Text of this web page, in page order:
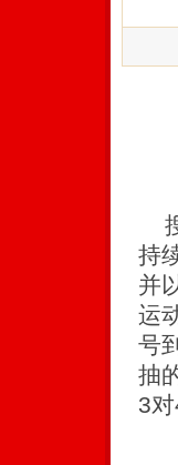
持
并
运
号
抽
3